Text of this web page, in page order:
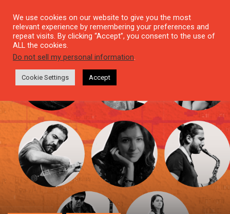
We use cookies on our website to give you the most
relevant experience by remembering your preferences and
repeat visits. By clicking “Accept”, you consent to the use of
ALL the cookies.
Do not sell my personal information.
Cookie Settings Accept